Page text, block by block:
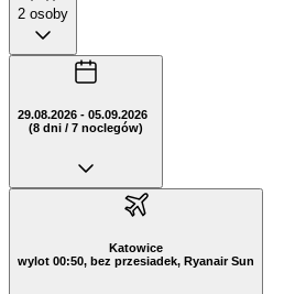
2 osoby
29.08.2026 - 05.09.2026
(8 dni / 7 noclegów)
Katowice
wylot 00:50, bez przesiadek, Ryanair Sun